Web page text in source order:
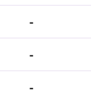
-
-
-